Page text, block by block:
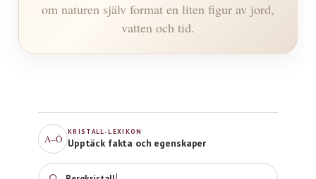
A–Ö
KRISTALL-LEXIKON
Upptäck fakta och egenskaper
om naturen själv format en liten figur av jord,
vatten och tid.